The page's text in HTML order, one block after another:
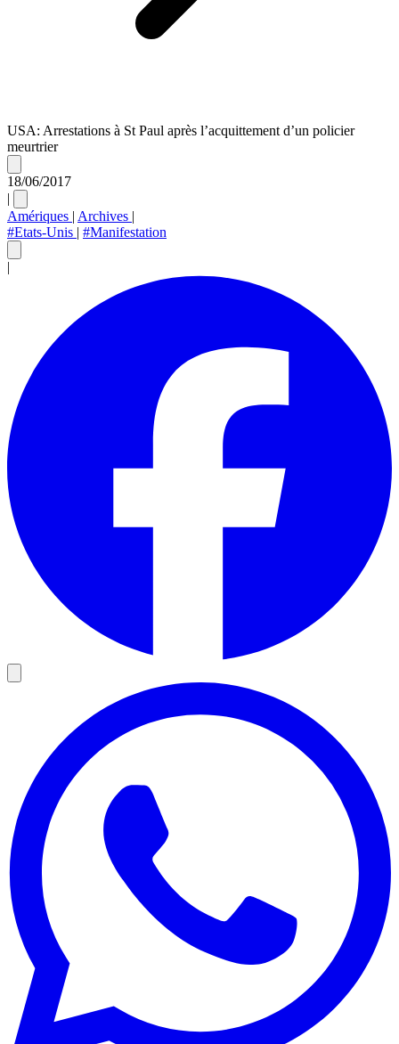
USA: Arrestations à St Paul après l’acquittement d’un policier
meurtrier
18/06/2017
|
Amériques | Archives |
#Etats-Unis | #Manifestation
|